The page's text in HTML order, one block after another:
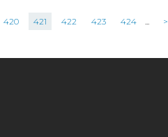
420 421 422 423 424 ... >